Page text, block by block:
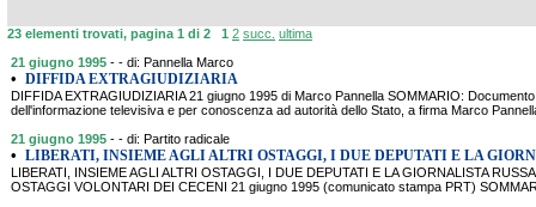
23 elementi trovati, pagina 1 di 2 1 2 succ. ultima
21 giugno 1995 - - di: Pannella Marco
• DIFFIDA EXTRAGIUDIZIARIA
DIFFIDA EXTRAGIUDIZIARIA 21 giugno 1995 di Marco Pannella SOMMARIO:
dell'informazione televisiva e per conoscenza ad autorità dello Stato, a firma Marco
21 giugno 1995 - - di: Partito radicale
• LIBERATI, INSIEME AGLI ALTRI OSTAGGI, I DUE DEPUTATI E LA
LIBERATI, INSIEME AGLI ALTRI OSTAGGI, I DUE DEPUTATI E LA GIORNALISTA
OSTAGGI VOLONTARI DEI CECENI 21 giugno 1995 (comunicato stampa PRT)